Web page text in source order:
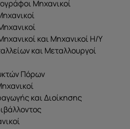
Μηχανικοί
και Μηχανικοί Η/Υ
και Μεταλλουργοί
Πόρων
και Διοίκησης